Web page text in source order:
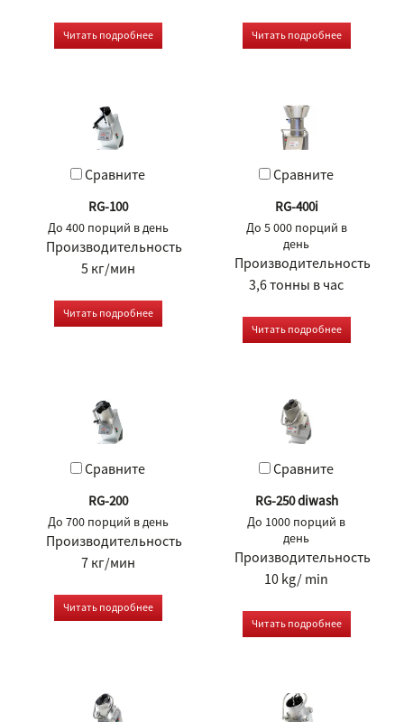
Читать подробнее Читать подробнее
Сравните
RG-100
До 400 порций в день
Производительность
5 кг/мин
Читать подробнее
Сравните
RG-400i
До 5 000 порций в
день
Производительность
3,6 тонны в час
Читать подробнее
Сравните
RG-200
До 700 порций в день
Производительность
7 кг/мин
Читать подробнее
Сравните
RG-250 diwash
До 1000 порций в
день
Производительность
10 kg/ min
Читать подробнее